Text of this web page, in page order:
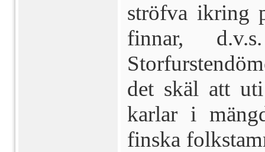
ströfva ikring
fin­nar,
det skäl att
karlar i
finska